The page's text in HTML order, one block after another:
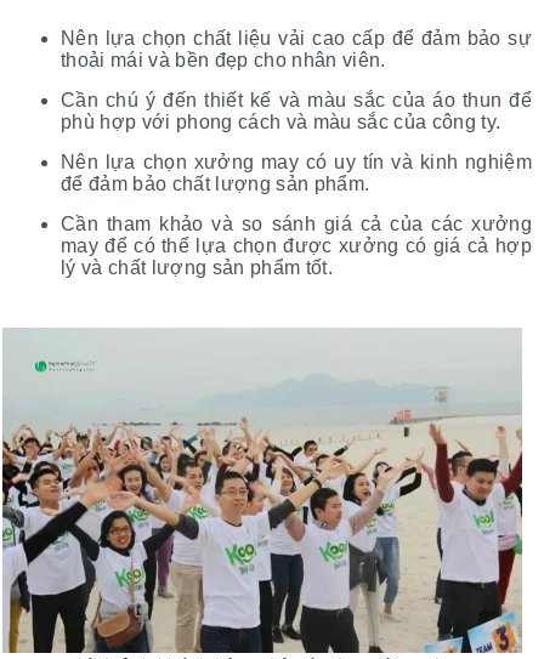
Nên lựa chọn chất liệu vải cao cấp để đảm bảo sự
thoải mái và bền đẹp cho nhân viên.
Cần chú ý đến thiết kế và màu sắc của áo thun để
phù hợp với phong cách và màu sắc của công ty.
Nên lựa chọn xưởng may có uy tín và kinh nghiệm
để đảm bảo chất lượng sản phẩm.
Cần tham khảo và so sánh giá cả của các xưởng
may để có thể lựa chọn được xưởng có giá cả hợp
lý và chất lượng sản phẩm tốt.